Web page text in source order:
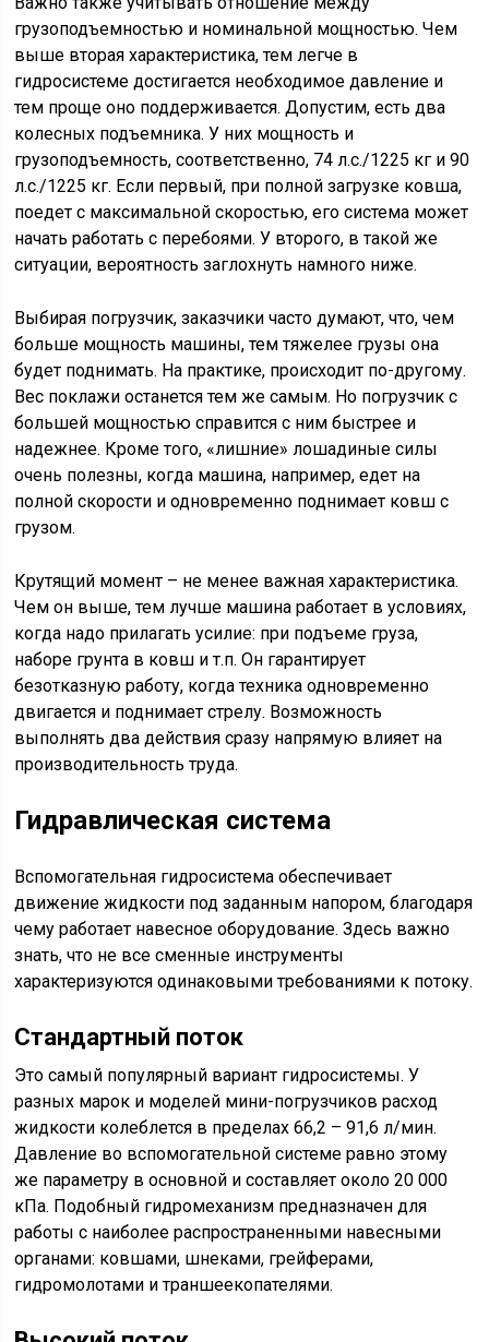
грузоподъемностью и номинальной мощностью. Чем
выше вторая характеристика, тем легче в
гидросистеме достигается необходимое давление и
тем проще оно поддерживается. Допустим, есть два
колесных подъемника. У них мощность и
грузоподъемность, соответственно, 74 л.с./1225 кг и 90
л.с./1225 кг. Если первый, при полной загрузке ковша,
поедет с максимальной скоростью, его система может
начать работать с перебоями. У второго, в такой же
ситуации, вероятность заглохнуть намного ниже.
Выбирая погрузчик, заказчики часто думают, что, чем
больше мощность машины, тем тяжелее грузы она
будет поднимать. На практике, происходит по-другому.
Вес поклажи останется тем же самым. Но погрузчик с
большей мощностью справится с ним быстрее и
надежнее. Кроме того, «лишние» лошадиные силы
очень полезны, когда машина, например, едет на
полной скорости и одновременно поднимает ковш с
грузом.
Крутящий момент – не менее важная характеристика.
Чем он выше, тем лучше машина работает в условиях,
когда надо прилагать усилие: при подъеме груза,
наборе грунта в ковш и т.п. Он гарантирует
безотказную работу, когда техника одновременно
двигается и поднимает стрелу. Возможность
выполнять два действия сразу напрямую влияет на
производительность труда.
Гидравлическая система
Вспомогательная гидросистема обеспечивает
движение жидкости под заданным напором, благодаря
чему работает навесное оборудование. Здесь важно
знать, что не все сменные инструменты
характеризуются одинаковыми требованиями к потоку.
Стандартный поток
Это самый популярный вариант гидросистемы. У
разных марок и моделей мини-погрузчиков расход
жидкости колеблется в пределах 66,2 – 91,6 л/мин.
Давление во вспомогательной системе равно этому
же параметру в основной и составляет около 20 000
кПа. Подобный гидромеханизм предназначен для
работы с наиболее распространенными навесными
органами: ковшами, шнеками, грейферами,
гидромолотами и траншеекопателями.